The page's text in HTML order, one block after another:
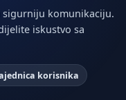
sigurniju komunikaciju.
iskustvo sa
korisnika